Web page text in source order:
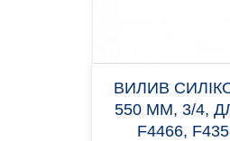
ВИЛИВ
550 ММ, 3/4,
F4466,